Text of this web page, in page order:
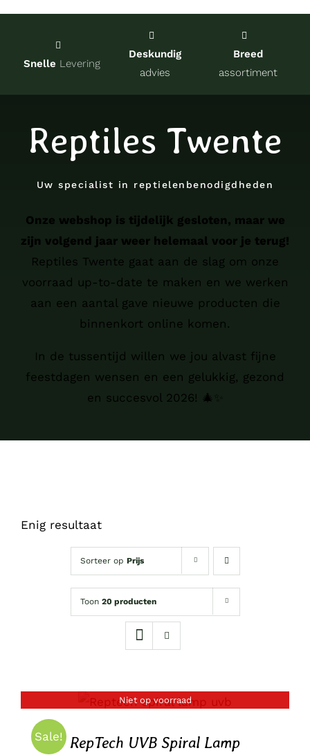
Snelle Levering
Deskundig
advies
Breed
assortiment
Reptiles Twente
Uw specialist in reptielenbenodigdheden
Onze webshop is tijdelijk gesloten, maar we
zijn volgend jaar weer helemaal voor je terug!
Reptiles Twente gaat aan de slag om onze
voorraad up-to-date te maken en we werken
aan een aantal gave nieuwe producten die
binnenkort online komen.
In de tussentijd willen we jou alvast fijne
feestdagen wensen en een gelukkig, gezond
en succesvol 2026! 🎄✨
Enig resultaat
Sorteer op Prijs
Toon 20 producten
Niet op voorraad
Sale!
DETAILS
RepTech UVB Spiral Lamp